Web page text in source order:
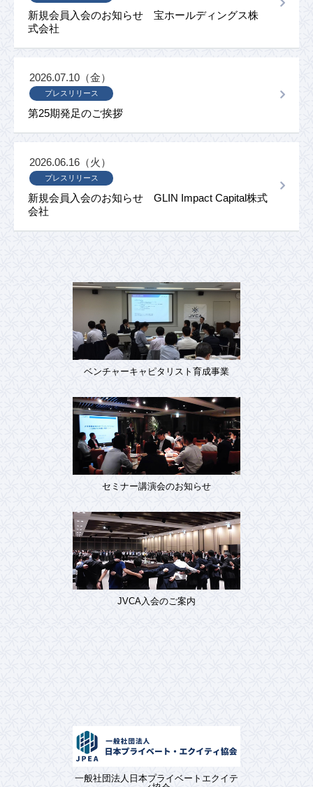
新規会員入会のお知らせ 宝ホールディングス株
式会社
第25期発足のご挨拶
プレスリリース
2026.07.10（金）
新規会員入会のお知らせ GLIN Impact Capital株式
会社
プレスリリース
2026.06.16（火）
ベンチャーキャピタリスト育成事業
セミナー講演会のお知らせ
JVCA入会のご案内
一般社団法人日本プライベートエクイテ